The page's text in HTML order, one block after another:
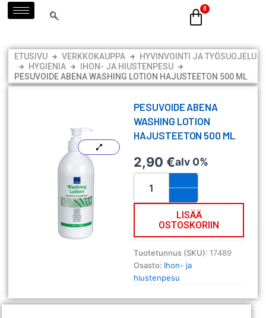
Siirry
sisältöön
ETUSIVU VERKKOKAUPPA
HYVINVOINTI JA TYÖSUOJELU
HYGIENIA
IHON- JA HIUSTENPESU
PESUVOIDE ABENA WASHING LOTION HAJUSTEETON 500 ML
PESUVOIDE ABENA
WASHING LOTION
HAJUSTEETON 500 ML
2,90€alv 0%
Pesuvoide
ABENA
Washing
hajusteeton
500
ml
määrä
LISÄÄ
OSTOSKORIIN
Tuotetunnus (SKU):17489
Osasto: Ihon- ja
hiustenpesu